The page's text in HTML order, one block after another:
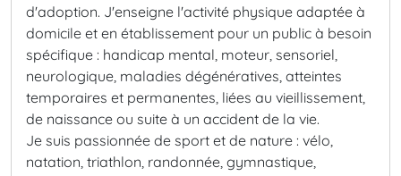
d'adoption. J'enseigne l'activité physique adaptée à
domicile et en établissement pour un public à besoin
spécifique : handicap mental, moteur, sensoriel,
neurologique, maladies dégénératives, atteintes
temporaires et permanentes, liées au vieillissement,
de naissance ou suite à un accident de la vie.
Je suis passionnée de sport et de nature : vélo,
natation, triathlon, randonnée, gymnastique,